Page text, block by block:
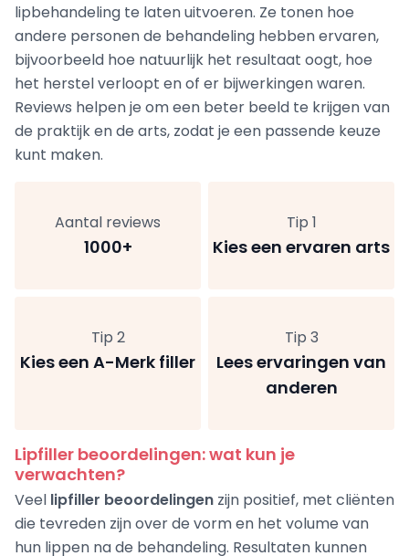
lipbehandeling te laten uitvoeren. Ze tonen hoe
andere personen de behandeling hebben ervaren,
bijvoorbeeld hoe natuurlijk het resultaat oogt, hoe
het herstel verloopt en of er bijwerkingen waren.
Reviews helpen je om een beter beeld te krijgen van
de praktijk en de arts, zodat je een passende keuze
kunt maken.
Aantal reviews
1000+
Tip 1
Kies een ervaren arts
Tip 2
Kies een A-Merk filler
Tip 3
Lees ervaringen van
anderen
Lipfiller beoordelingen: wat kun je
verwachten?
Veel lipfiller beoordelingen zijn positief, met cliënten
die tevreden zijn over de vorm en het volume van
hun lippen na de behandeling. Resultaten kunnen